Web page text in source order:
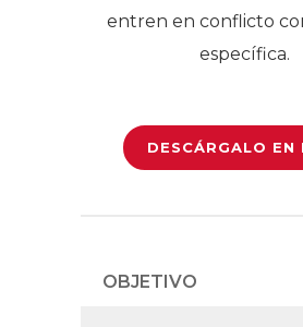
entren en conflicto
específica.
DESCÁRGALO EN
OBJETIVO